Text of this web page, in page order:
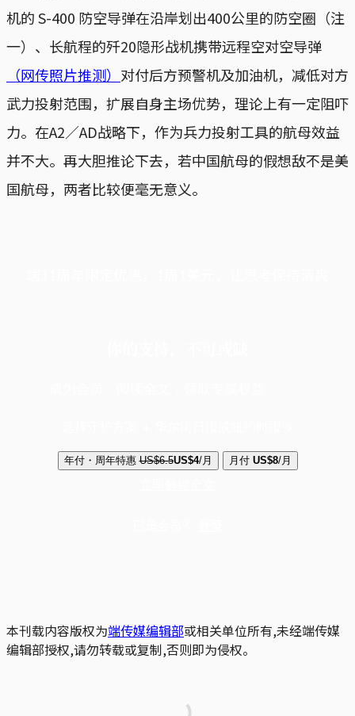
机的 S-400 防空导弹在沿岸划出400公里的防空圈（注
一）、长航程的歼20隐形战机携带远程空对空导弹
（网传照片推测） 对付后方预警机及加油机，减低对方
武力投射范围，扩展自身主场优势，理论上有一定阻吓
力。在A2／AD战略下，作为兵力投射工具的航母效益
并不大。再大胆推论下去，若中国航母的假想敌不是美
国航母，两者比较便毫无意义。
年付・周年特惠 US$6.5US$4/月 月付 US$8/月
本刊载内容版权为端传媒编辑部或相关单位所有,未经端传媒
编辑部授权,请勿转载或复制,否则即为侵权。